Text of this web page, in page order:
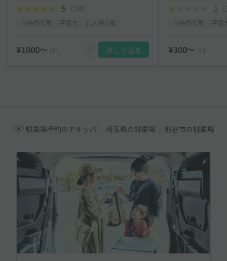
5 （1件）
¥1000〜 /日 詳しく見る
1
¥300〜 /日
駐車場予約のアキッパ 埼玉県の駐車場 熊谷市の駐車場